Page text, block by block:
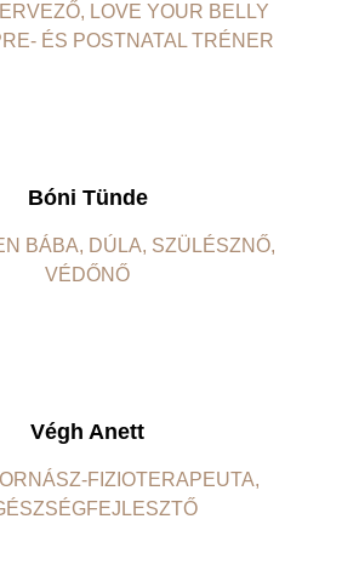
LOVE YOUR BELLY
ÉS POSTNATAL TRÉNER
Bóni Tünde
BÁBA, DÚLA, SZÜLÉSZNŐ,
VÉDŐNŐ
Végh Anett
FIZIOTERAPEUTA,